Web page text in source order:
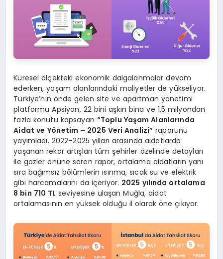
Küresel ölçekteki ekonomik dalgalanmalar devam
ederken, yaşam alanlarındaki maliyetler de yükseliyor.
Türkiye’nin önde gelen site ve apartman yönetimi
platformu Apsiyon, 22 bini aşkın bina ve 1,5 milyondan
fazla konutu kapsayan “Toplu Yaşam Alanlarında
Aidat ve Yönetim – 2025 Veri Analizi” raporunu
yayımladı. 2022–2025 yılları arasında aidatlarda
yaşanan rekor artışları tüm şehirler özelinde detayları
ile gözler önüne seren rapor, ortalama aidatların yanı
sıra bağımsız bölümlerin ısınma, sıcak su ve elektrik
gibi harcamalarını da içeriyor. 2025 yılında ortalama
8 bin 710 TL seviyesine ulaşan Muğla, aidat
ortalamasının en yüksek olduğu il olarak öne çıkıyor.